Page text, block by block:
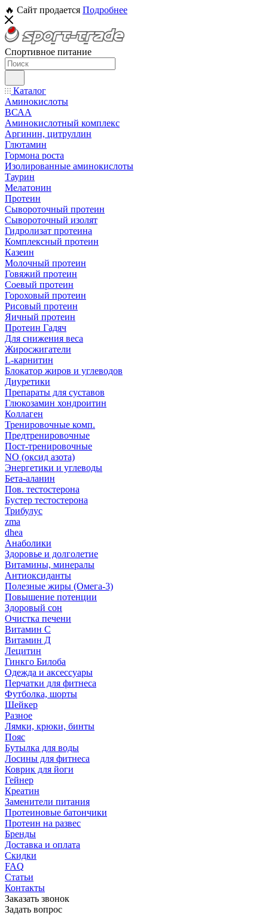
🔥 Сайт продается Подробнее
Спортивное питание
Каталог
Аминокислоты
ВСАА
Аминокислотный комплекс
Аргинин, цитруллин
Глютамин
Гормона роста
Изолированные аминокислоты
Таурин
Мелатонин
Протеин
Сывороточный протеин
Сывороточный изолят
Гидролизат протеина
Комплексный протеин
Казеин
Молочный протеин
Говяжий протеин
Соевый протеин
Гороховый протеин
Рисовый протеин
Яичный протеин
Протеин Гадяч
Для снижения веса
Жиросжигатели
L-карнитин
Блокатор жиров и углеводов
Диуретики
Препараты для суставов
Глюкозамин хондроитин
Коллаген
Тренировочные комп.
Предтренировочные
Пост-тренировочные
NO (оксид азота)
Энергетики и углеводы
Бета-аланин
Пов. тестостерона
Бустер тестостерона
Трибулус
zma
dhea
Анаболики
Здоровье и долголетие
Витамины, минералы
Антиоксиданты
Полезные жиры (Омега-3)
Повышение потенции
Здоровый сон
Очистка печени
Витамин С
Витамин Д
Лецитин
Гинкго Билоба
Одежда и аксессуары
Перчатки для фитнеса
Футболка, шорты
Шейкер
Разное
Лямки, крюки, бинты
Пояс
Бутылка для воды
Лосины для фитнеса
Коврик для йоги
Гейнер
Креатин
Заменители питания
Протеиновые батончики
Протеин на развес
Бренды
Доставка и оплата
Скидки
FAQ
Статьи
Контакты
Заказать звонок
Задать вопрос